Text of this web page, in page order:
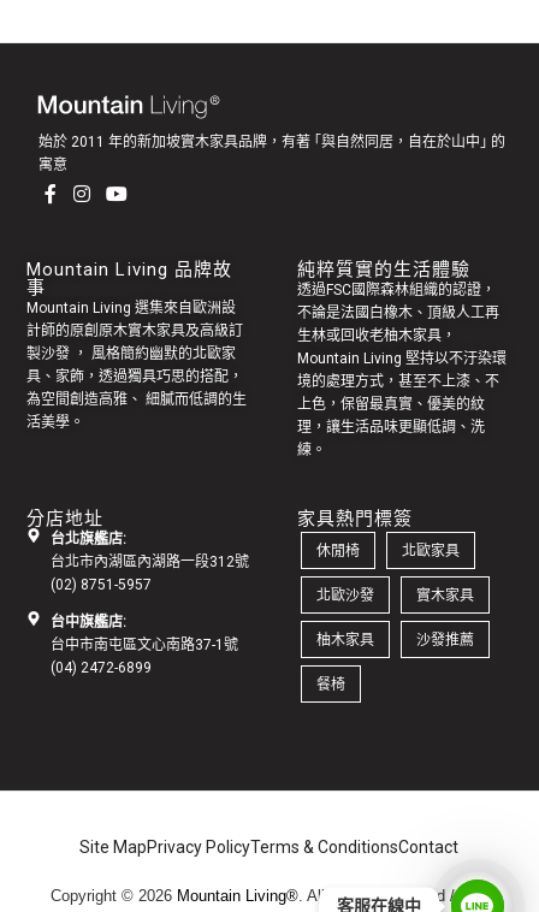
始於 2011 年的新加坡實木家具品牌，有著 ｢與自然同居，自在於山中｣ 的
寓意
Mountain Living 品牌故
事
Mountain Living 選集來自歐洲設
計師的原創 原木實木家具及高級訂
製沙發 ， 風格簡約幽默的北歐家
具 、家飾，透過獨具巧思的搭配，
為空間創造高雅、 細膩而低調的生
活美學。
純粹質實的生活體驗
透過FSC國際森林組織的認證，
不論是法國白橡木、頂級人工再
生林或回收老柚木家具 ，
Mountain Living 堅持以不汙染環
境的處理方式，甚至不上漆、不
上色，保留最真實、優美的紋
理，讓生活品味更顯低調、洗
練。
分店地址
台北旗艦店:
台北市內湖區內湖路一段312號
(02) 8751-5957
台中旗艦店:
台中市南屯區文心南路37-1號
(04) 2472-6899
家具熱門標簽
休閒椅 北歐家具
北歐沙發 實木家具
柚木家具 沙發推薦
餐椅
Copyright © 2026 Mountain Living® . All Rights Reserved / 地址:
Site MapPrivacy PolicyTerms & ConditionsContact
客服在線中